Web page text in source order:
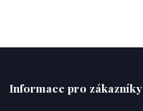
Informace pro zákazníky